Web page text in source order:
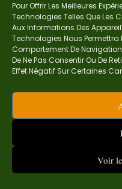
Pour Offrir Les Meilleures
Technologies Telles Que Les
Aux Informations Des
Technologies Nous Permettra
Comportement De Navigation
De Ne Pas Consentir Ou De
Effet Négatif Sur Certaines
Voir
Je suis Madame
mes épreuves,
astuces et conseils